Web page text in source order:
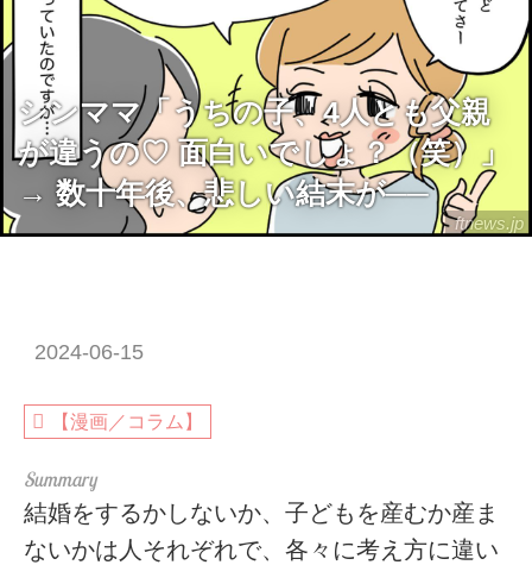
ftnews.jp
シンママ「うちの子、4人とも父親
が違うの♡ 面白いでしょ？（笑）」
→ 数十年後、悲しい結末が──
2024-06-15
【漫画／コラム】
結婚をするかしないか、子どもを産むか産ま
ないかは人それぞれで、各々に考え方に違い